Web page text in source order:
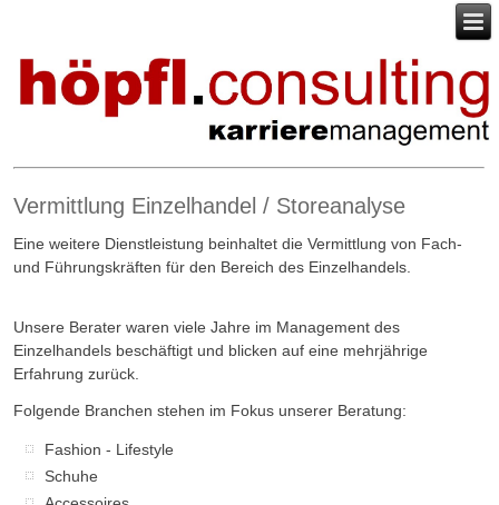
Vermittlung Einzelhandel / Storeanalyse
Eine weitere Dienstleistung beinhaltet die Vermittlung von Fach-
und Führungskräften für den Bereich des Einzelhandels.
Unsere Berater waren viele Jahre im Management des
Einzelhandels beschäftigt und blicken auf eine mehrjährige
Erfahrung zurück.
Folgende Branchen stehen im Fokus unserer Beratung:
Fashion - Lifestyle
Schuhe